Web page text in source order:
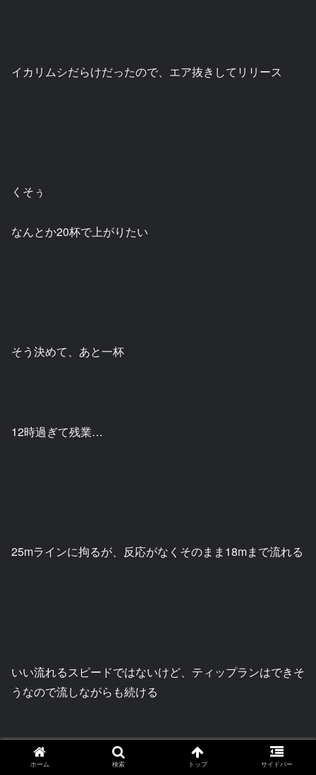
イカリムシだらけだったので、エア抜きしてリリース
くそぅ
なんとか20杯で上がりたい
そう決めて、あと一杯
12時過ぎて残業…
25mラインに拘るが、反応がなくそのまま18mまで流れる
いい流れるスピードではないけど、ティップランはできそ
うなので流しながらも続ける
ホーム 検索 トップ サイドバー